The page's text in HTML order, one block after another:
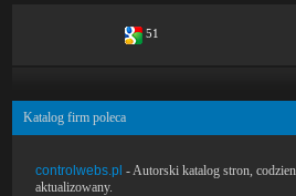
51
Katalog firm poleca
controlwebs.pl - Autorski katalog stron,
aktualizowany.